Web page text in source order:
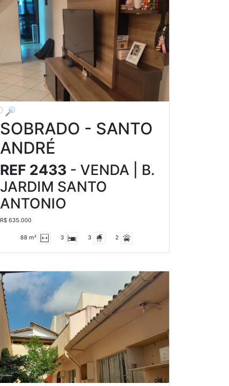
SOBRADO - SANTO
ANDRÉ
REF 2433 - VENDA | B.
JARDIM SANTO
ANTONIO
R$ 635.000
88 m² 3 3 2